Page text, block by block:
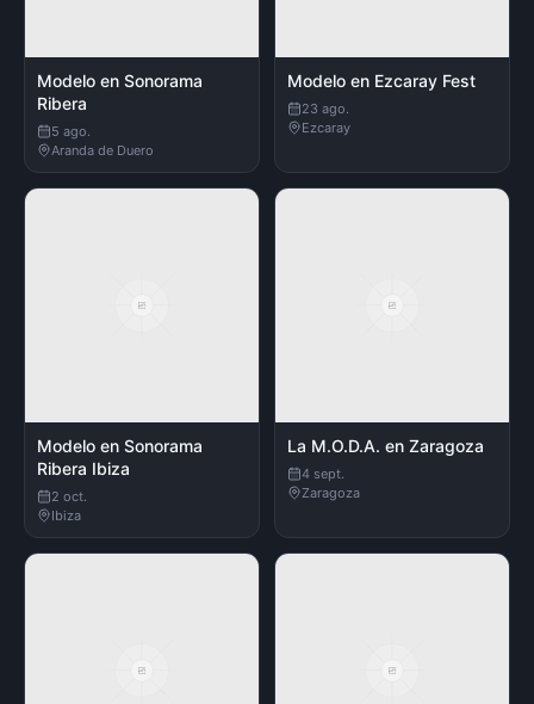
Modelo en Sonorama
Ribera
5 ago.
Aranda de Duero
Modelo en Ezcaray Fest
23 ago.
Ezcaray
Modelo en Sonorama
Ribera Ibiza
2 oct.
Ibiza
La M.O.D.A. en Zaragoza
4 sept.
Zaragoza